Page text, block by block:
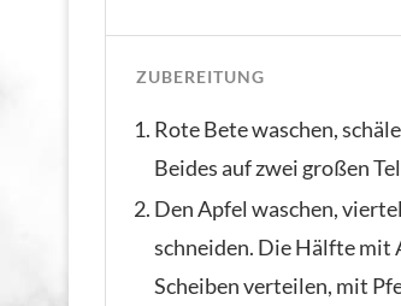
ZUBEREITUNG
Rote Bete waschen,
Beides auf zwei großen
Den Apfel waschen,
schneiden. Die Hälfte mit
Scheiben verteilen, mit